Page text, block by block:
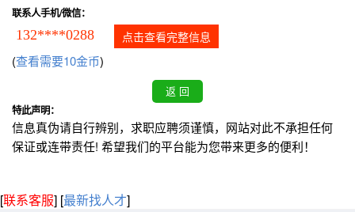
联系人手机/微信：
132****0288 点击查看完整信息
(查看需要10金币)
特此声明：
信息真伪请自行辨别，求职应聘须谨慎，网站对此不承担任何
保证或连带责任! 希望我们的平台能为您带来更多的便利！
[联系客服] [最新找人才]